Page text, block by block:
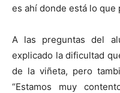
es ahí donde está lo que
A las preguntas del
explicado la dificultad
de la viñeta, pero
“Estamos muy